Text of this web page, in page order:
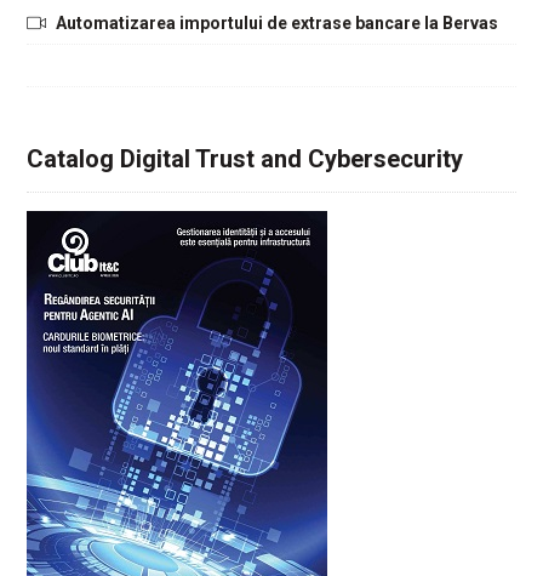
Automatizarea importului de extrase bancare la Bervas
Catalog Digital Trust and Cybersecurity